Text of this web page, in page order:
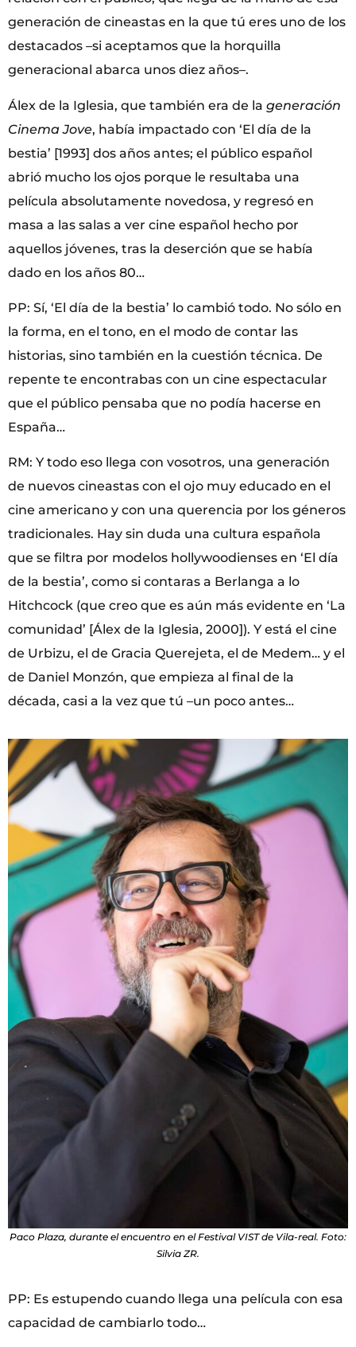
generación de cineastas en la que tú eres uno de los
destacados –si aceptamos que la horquilla
generacional abarca unos diez años–.
Álex de la Iglesia, que también era de la generación
Cinema Jove, había impactado con ‘El día de la
bestia’ [1993] dos años antes; el público español
abrió mucho los ojos porque le resultaba una
película absolutamente novedosa, y regresó en
masa a las salas a ver cine español hecho por
aquellos jóvenes, tras la deserción que se había
dado en los años 80…
PP: Sí, ‘El día de la bestia’ lo cambió todo. No sólo en
la forma, en el tono, en el modo de contar las
historias, sino también en la cuestión técnica. De
repente te encontrabas con un cine espectacular
que el público pensaba que no podía hacerse en
España…
RM: Y todo eso llega con vosotros, una generación
de nuevos cineastas con el ojo muy educado en el
cine americano y con una querencia por los géneros
tradicionales. Hay sin duda una cultura española
que se filtra por modelos hollywoodienses en ‘El día
de la bestia’, como si contaras a Berlanga a lo
Hitchcock (que creo que es aún más evidente en ‘La
comunidad’ [Álex de la Iglesia, 2000]). Y está el cine
de Urbizu, el de Gracia Querejeta, el de Medem… y el
de Daniel Monzón, que empieza al final de la
década, casi a la vez que tú –un poco antes…
Paco Plaza, durante el encuentro en el Festival VIST de Vila-real. Foto:
Silvia ZR.
PP: Es estupendo cuando llega una película con esa
capacidad de cambiarlo todo…